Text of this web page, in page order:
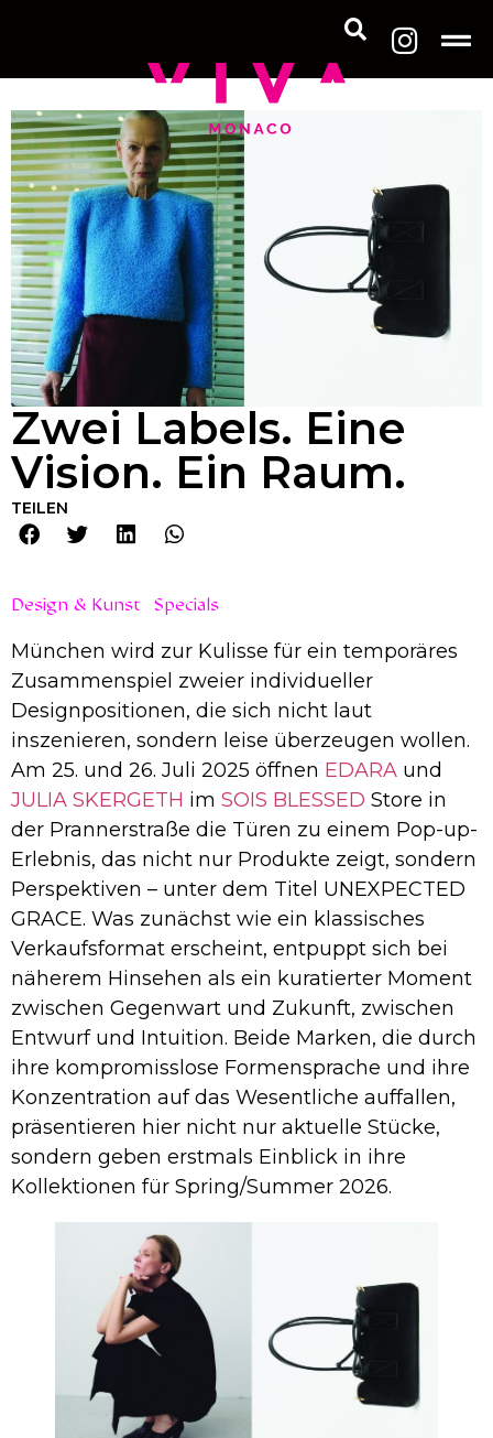
Zwei Labels. Eine
Vision. Ein Raum.
TEILEN
Design & Kunst Specials
München wird zur Kulisse für ein temporäres
Zusammenspiel zweier individueller
Designpositionen, die sich nicht laut
inszenieren, sondern leise überzeugen wollen.
Am 25. und 26. Juli 2025 öffnen EDARA und
JULIA SKERGETH im SOIS BLESSED Store in
der Prannerstraße die Türen zu einem Pop-up-
Erlebnis, das nicht nur Produkte zeigt, sondern
Perspektiven – unter dem Titel UNEXPECTED
GRACE. Was zunächst wie ein klassisches
Verkaufsformat erscheint, entpuppt sich bei
näherem Hinsehen als ein kuratierter Moment
zwischen Gegenwart und Zukunft, zwischen
Entwurf und Intuition. Beide Marken, die durch
ihre kompromisslose Formensprache und ihre
Konzentration auf das Wesentliche auffallen,
präsentieren hier nicht nur aktuelle Stücke,
sondern geben erstmals Einblick in ihre
Kollektionen für Spring/Summer 2026.